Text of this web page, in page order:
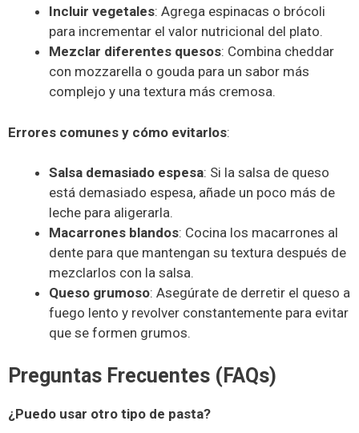
Incluir vegetales: Agrega espinacas o brócoli
para incrementar el valor nutricional del plato.
Mezclar diferentes quesos: Combina cheddar
con mozzarella o gouda para un sabor más
complejo y una textura más cremosa.
Errores comunes y cómo evitarlos:
Salsa demasiado espesa: Si la salsa de queso
está demasiado espesa, añade un poco más de
leche para aligerarla.
Macarrones blandos: Cocina los macarrones al
dente para que mantengan su textura después de
mezclarlos con la salsa.
Queso grumoso: Asegúrate de derretir el queso a
fuego lento y revolver constantemente para evitar
que se formen grumos.
Preguntas Frecuentes (FAQs)
¿Puedo usar otro tipo de pasta?